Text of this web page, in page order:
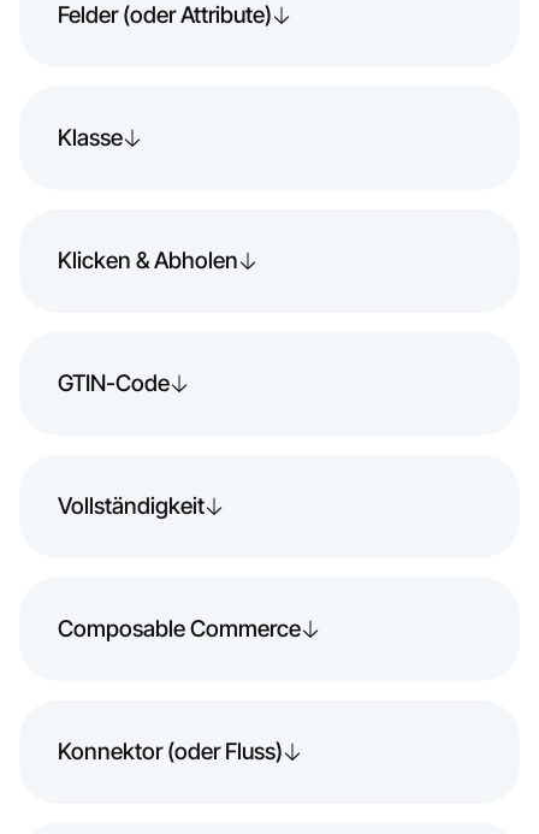
Felder (oder Attribute)
Klasse
Klicken & Abholen
GTIN-Code
Vollständigkeit
Composable Commerce
Konnektor (oder Fluss)